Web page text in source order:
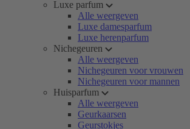
Luxe parfum
Alle weergeven
Luxe damesparfum
Luxe herenparfum
Nichegeuren
Alle weergeven
Nichegeuren voor vrouwen
Nichegeuren voor mannen
Huisparfum
Alle weergeven
Geurkaarsen
Geurstokjes